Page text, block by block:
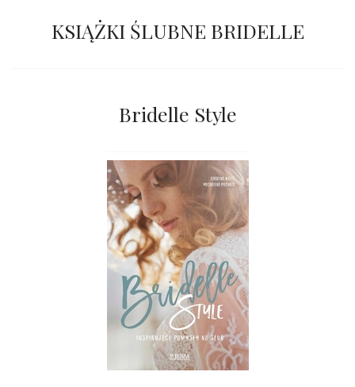
KSIĄŻKI ŚLUBNE BRIDELLE
Bridelle Style